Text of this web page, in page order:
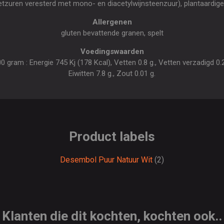
veresterd met mono- en diacetylwijnsteenzuur),
Allergenen
gluten bevattende granen, spelt
Voedingswaarden
gram : Energie 745 Kj (178 Kcal), Vetten 0.8 g., Vetten verzadigd
Eiwitten 7.8 g., Zout 0.01 g.
Product labels
Desembol Puur Natuur Wit (2)
Klanten die dit kochten, kochten ook..